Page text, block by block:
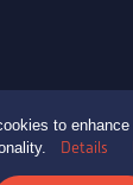
to
Details